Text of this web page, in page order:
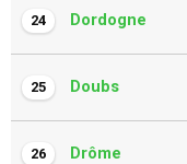
24 Dordogne
25 Doubs
26 Drôme